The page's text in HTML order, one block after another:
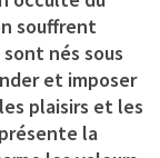
souffrent
nés sous
et imposer
plaisirs et les
la